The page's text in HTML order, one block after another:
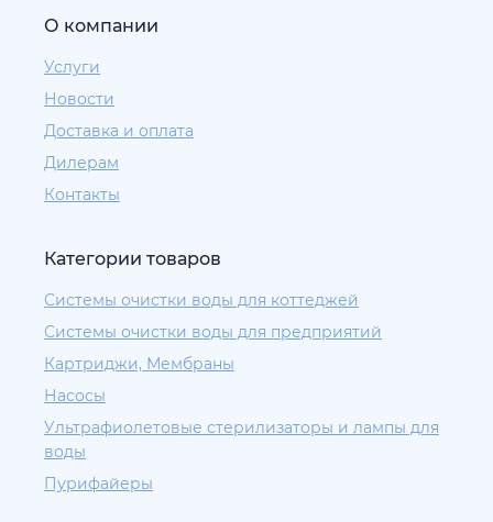
О компании
Услуги
Новости
Доставка и оплата
Дилерам
Контакты
Категории товаров
Системы очистки воды для коттеджей
Системы очистки воды для предприятий
Картриджи, Мембраны
Насосы
Ультрафиолетовые стерилизаторы и лампы для
воды
Пурифайеры